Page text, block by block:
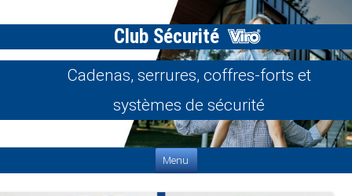
Club Sécurité
Cadenas, serrures, coffres-forts et
systèmes de sécurité
Menu